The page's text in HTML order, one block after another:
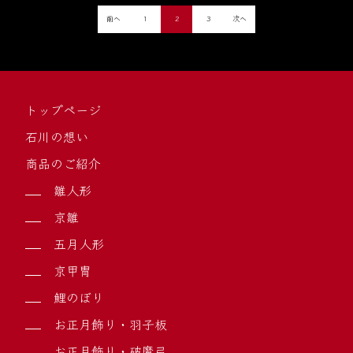
ペ
り
前へ 1 2 3 次へ
トップページ
石川の想い
商品のご紹介
雛人形
京雛
五月人形
京甲冑
鯉のぼり
お正月飾り・羽子板